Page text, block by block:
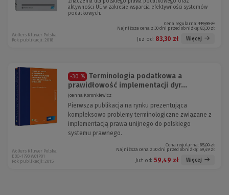
aktywności UE w zakresie wsparcia efektywności systemów
podatkowych.
Cena regularna: 119,00 zł
Najniższa cena z 30 dni przed obniżką: 83,30 zł
Już od: 83,30 zł Więcej
Wolters Kluwer Polska
Rok publikacji: 2018
-30 %
Terminologia podatkowa a
prawidłowość implementacji dyr...
Joanna Koronkiewicz
Pierwsza publikacja na rynku prezentująca
kompleksowo problemy terminologiczne związane z
implementacją prawa unijnego do polskiego
systemu prawnego.
Cena regularna: 85,00 zł
Najniższa cena z 30 dni przed obniżką: 59,49 zł
Już od: 59,49 zł Więcej
Wolters Kluwer Polska
EBO-1793 W01P01
Rok publikacji: 2015